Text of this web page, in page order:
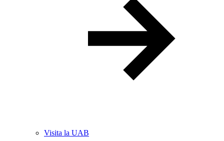
Visita la UAB